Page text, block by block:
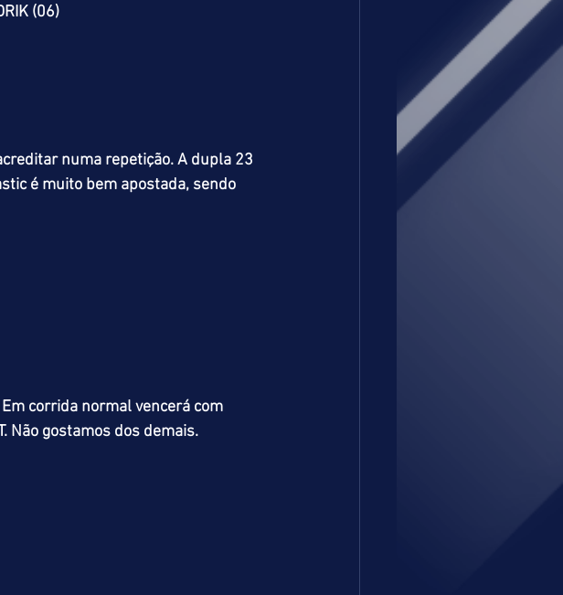
(06)
numa repetição. A dupla 23
é muito bem apostada, sendo
corrida normal vencerá com
Não gostamos dos demais.